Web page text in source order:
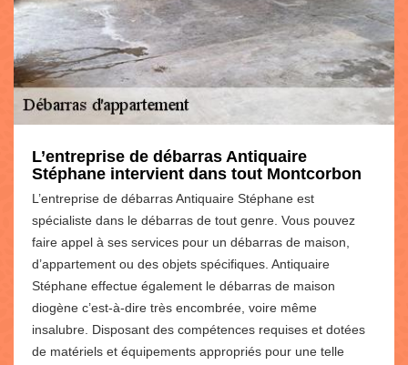
L’entreprise de débarras Antiquaire
Stéphane intervient dans tout Montcorbon
L’entreprise de débarras Antiquaire Stéphane est
spécialiste dans le débarras de tout genre. Vous pouvez
faire appel à ses services pour un débarras de maison,
d’appartement ou des objets spécifiques. Antiquaire
Stéphane effectue également le débarras de maison
diogène c’est-à-dire très encombrée, voire même
insalubre. Disposant des compétences requises et dotées
de matériels et équipements appropriés pour une telle